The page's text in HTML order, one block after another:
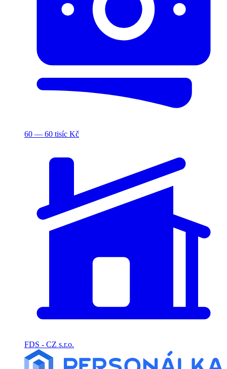
60 — 60 tisíc Kč
FDS - CZ s.r.o.